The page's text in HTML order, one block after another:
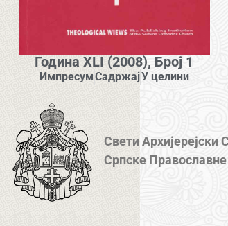
Година XLI (2008), Број 1
ИмпресумСадржајУ целини
Свети Архијерејски
Српске